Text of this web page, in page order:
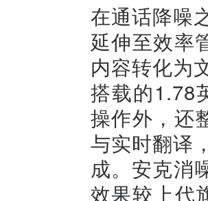
在通话降噪
延伸至效率
内容转化为
搭载的1.78
操作外，还
与实时翻译
成。安克消
效果较上代